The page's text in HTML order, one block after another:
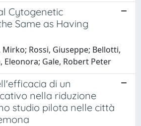
Cytogenetic
Same as Having
Mirko; Rossi, Giuseppe; Bellotti,
Eleonora; Gale, Robert Peter
di un
nella riduzione
studio pilota nelle città